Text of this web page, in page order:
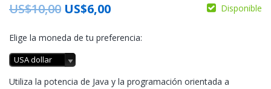
US$10,00 US$6,00 Disponible
Elige la moneda de tu preferencia:
USA dollar
Utiliza la potencia de Java y la programación orientada a